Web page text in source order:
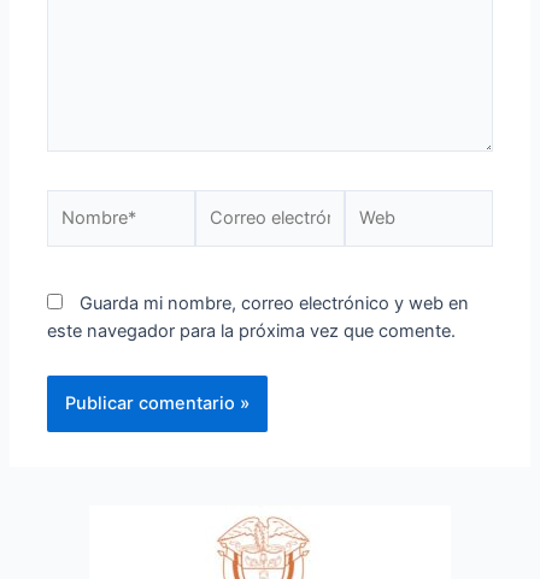
Guarda mi nombre, correo electrónico y web en
este navegador para la próxima vez que comente.